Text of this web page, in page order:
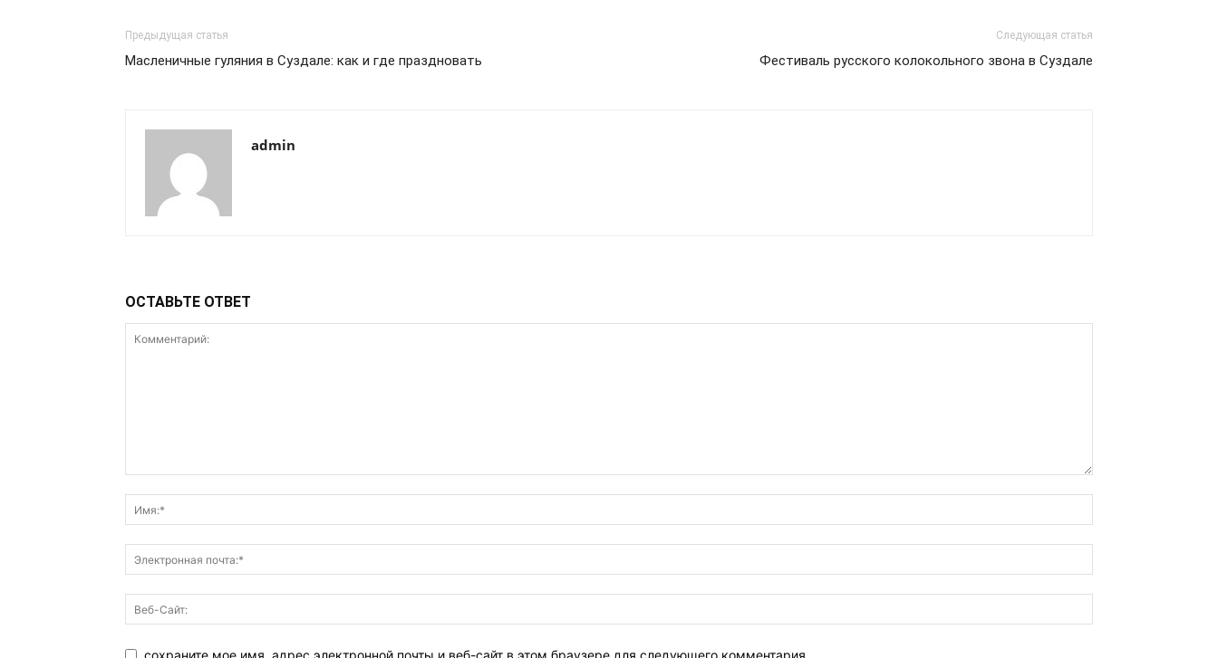
Предыдущая статья
Масленичные гуляния в Суздале: как и где праздновать
Следующая статья
Фестиваль русского колокольного звона в Суздале
admin
ОСТАВЬТЕ ОТВЕТ
сохраните мое имя, адрес электронной почты и веб-сайт в этом браузере для следующего комментария.